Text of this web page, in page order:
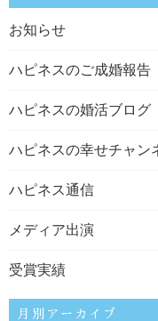
お知らせ
ハピネスのご成婚報告
ハピネスの婚活ブログ
ハピネスの幸せチャン
ハピネス通信
メディア出演
受賞実績
月別アーカイブ